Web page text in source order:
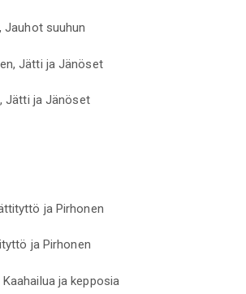
Jauhot suuhun
Jätti ja Jänöset
ja Pirhonen